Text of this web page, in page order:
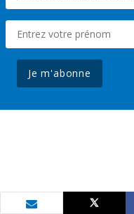
Je m'abonne